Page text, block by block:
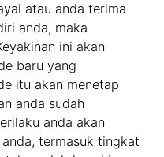
atau anda terima
anda, maka
ini akan
baru yang
itu akan menetap
anda sudah
anda akan
termasuk tingkat